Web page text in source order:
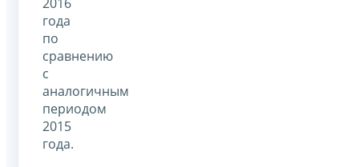
года
по
сравнению
с
аналогичным
периодом
2015
года.